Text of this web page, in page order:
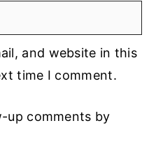
and website in this
time I comment.
up comments by